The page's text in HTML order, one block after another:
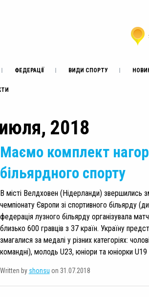
ФЕДЕРАЦІЇ ВИДИ СПОРТУ
2018
Маємо комплект
більярдного спорту
В місті Велдховен (Нідерланди) звершились
чемпіонату Європи зі спортивного більярду
федерація лузного більярду організувала
близько 600 гравців з 37 країн. Україну
змагалися за медалі у різних категоріях:
командні), молодь U23, юніори та юніорки U19
Written by shonsu on 31.07.2018